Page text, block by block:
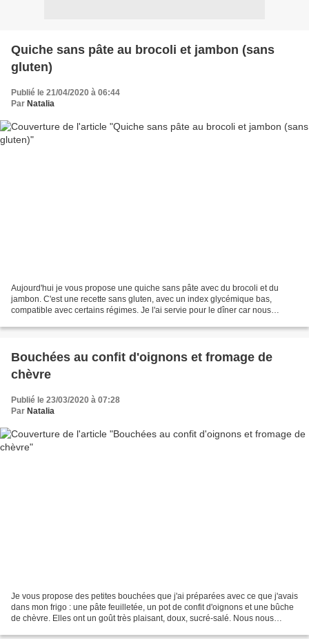
Quiche sans pâte au brocoli et jambon (sans
gluten)
Publié le 21/04/2020 à 06:44
Par Natalia
Aujourd'hui je vous propose une quiche sans pâte avec du brocoli et du
jambon. C'est une recette sans gluten, avec un index glycémique bas,
compatible avec certains régimes. Je l'ai servie pour le dîner car nous
Bouchées au confit d'oignons et fromage de
chèvre
Publié le 23/03/2020 à 07:28
Par Natalia
Je vous propose des petites bouchées que j'ai préparées avec ce que j'avais
dans mon frigo : une pâte feuilletée, un pot de confit d'oignons et une bûche
de chèvre. Elles ont un goût très plaisant, doux, sucré-salé. Nous nous